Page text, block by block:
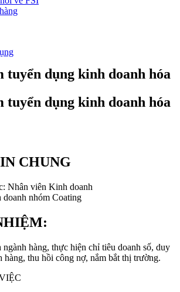
tuyển dụng kinh doanh hóa
tuyển dụng kinh doanh hóa
CHUNG
Nhân viên Kinh doanh
nhóm Coating
ngành hàng, thực hiện chỉ tiêu doanh số, duy
hàng, thu hồi công nợ, nắm bắt thị trường.